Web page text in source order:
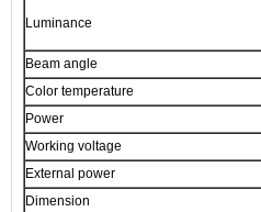
Luminance
Beam angle
Color temperature
Power
Working voltage
External power
Dimension